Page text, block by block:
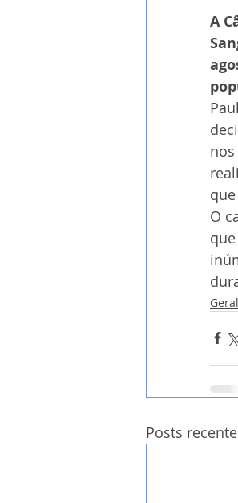
A
O
Posts